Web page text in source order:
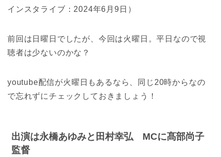
インスタライブ：2024年6月9日）
前回は日曜日でしたが、今回は火曜日。平日なので視
聴者は少ないのかな？
youtube配信が火曜日もあるなら、同じ20時からなの
で忘れずにチェックしておきましょう！
出演は永橋あゆみと田村幸弘 MCに髙部尚子
監督